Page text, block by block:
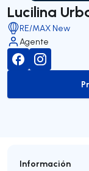
Lucilina
RE/MAX New
Agente
Información